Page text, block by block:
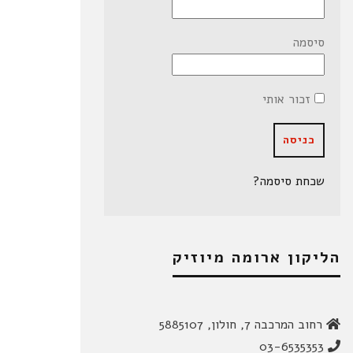
סיסמה
זכור אותי
שכחת סיסמה?
הליקון ארומה מיוזיק
רחוב המרכבה 7, חולון, 5885107